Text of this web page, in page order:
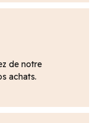
de notre
achats.